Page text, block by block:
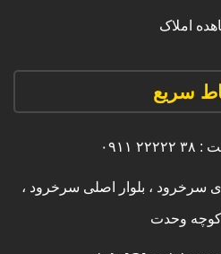
املاک
سریع
۰۹۱۱
سرخرود ، بلوار اصلی سرخرود ،
وحدت